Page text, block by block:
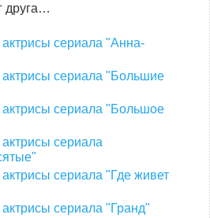
друга…
сериала "Анна-
сериала "Большие
сериала "Большое
сериала
сериала "Где живет
сериала "Гранд"